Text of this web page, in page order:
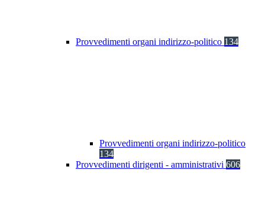
Provvedimenti organi indirizzo-politico 134
Provvedimenti organi indirizzo-politico
134
Provvedimenti dirigenti - amministrativi 606